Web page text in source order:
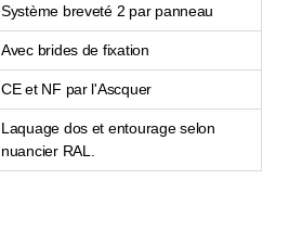
Système breveté 2 par panneau
Avec brides de fixation
CE et NF par l'Ascquer
Laquage dos et entourage selon
nuancier RAL.